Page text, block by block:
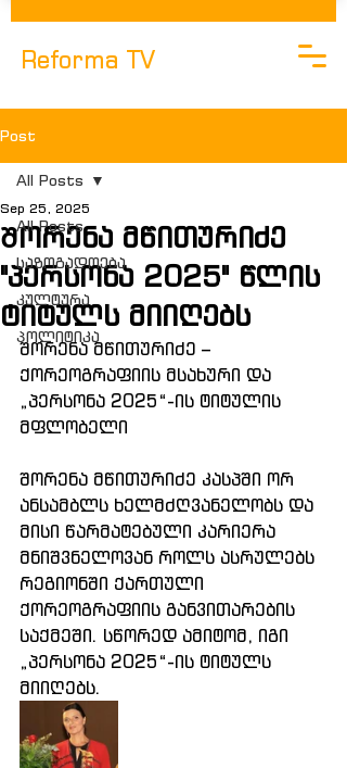
Reforma TV
Post
All Posts
საზოგადოება
კულტურა
Პოლიტიკა
All Posts
Შორენა მწითურიძე
"პერსონა 2025" წლის
ტიტულს მიიღებს
Sep 25, 2025
შორენა მწითურიძე –
ქორეოგრაფიის მსახური და
„პერსონა 2025“-ის ტიტულის
მფლობელი
შორენა მწითურიძე კასპში ორ
ანსამბლს ხელმძღვანელობს და
მისი წარმატებული კარიერა
მნიშვნელოვან როლს ასრულებს
რეგიონში ქართული
ქორეოგრაფიის განვითარების
საქმეში. სწორედ ამიტომ, იგი
„პერსონა 2025“-ის ტიტულს
მიიღებს.